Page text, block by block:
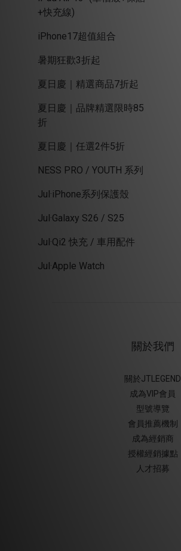
+快充線)
iPhone17超值組合
暑期狂歡3折起
夏日慶｜精選商品7折起
夏日慶｜品牌精選限時85
折
夏日慶｜任選2件5折
NESS PRO / YOUTH 系列
Jul·iPhone系列保護殼
Jul·Galaxy S26 / S25
Jul·Qi2 快充 / 車用配件
Jul·Apple Watch
關於我們
關於JTLEGEND
成為VIP會員
型號導覽
會員推薦機制
成為經銷商
授權經銷據點
人才招募